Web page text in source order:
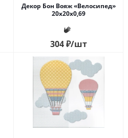
Декор Бон Вояж «Велосипед»
20x20x0,69
304₽/шт